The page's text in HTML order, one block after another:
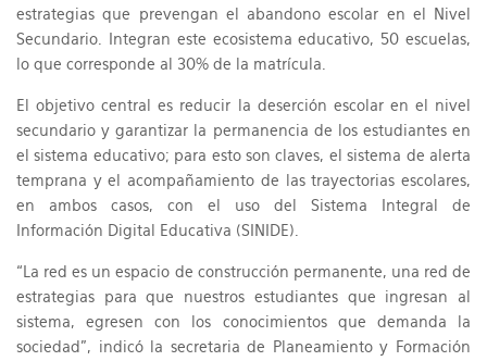
estrategias que prevengan el abandono escolar en el Nivel
Secundario. Integran este ecosistema educativo, 50 escuelas,
lo que corresponde al 30% de la matrícula.
El objetivo central es reducir la deserción escolar en el nivel
secundario y garantizar la permanencia de los estudiantes en
el sistema educativo; para esto son claves, el sistema de alerta
temprana y el acompañamiento de las trayectorias escolares,
en ambos casos, con el uso del Sistema Integral de
Información Digital Educativa (SINIDE).
“La red es un espacio de construcción permanente, una red de
estrategias para que nuestros estudiantes que ingresan al
sistema, egresen con los conocimientos que demanda la
sociedad”, indicó la secretaria de Planeamiento y Formación